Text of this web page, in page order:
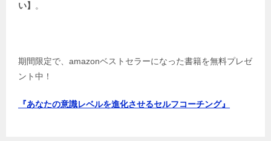
い】 。
期間限定で、amazonベストセラーになった書籍を無料プレゼ
ント中！
『あなたの意識レベルを進化させるセルフコーチング』